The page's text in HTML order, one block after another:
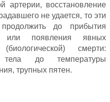
артерии, восстановление
не удается, то эти
до прибытия
или появления явных
смерти:
тела до температуры
трупных пятен.